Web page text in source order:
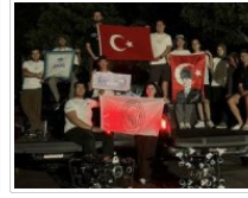
odaklanan etkinliği, 20-23 Ağustos
tarihleri arasında Gölcük Tersanesi
Komutanlığı’nda gerçekleştirilecek.